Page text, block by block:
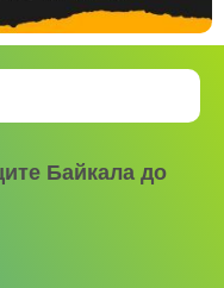
Байкала до